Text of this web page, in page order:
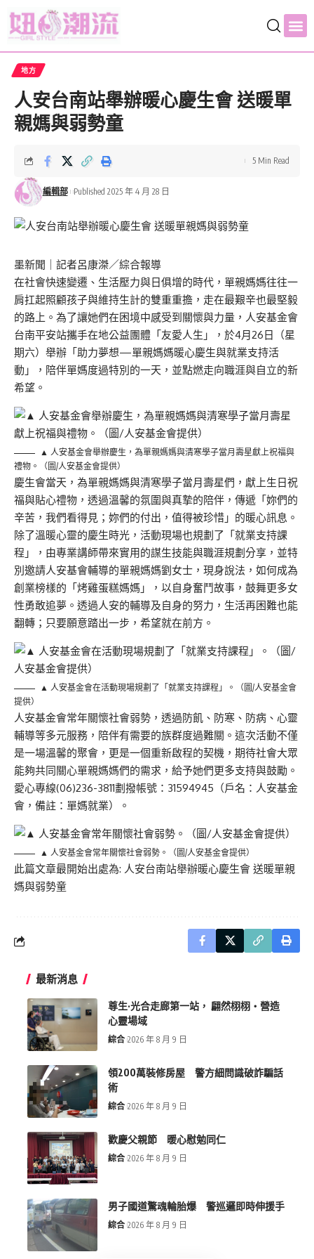
地方
人安台南站舉辦暖心慶生會 送暖單
親媽與弱勢童
編輯部 Published 2025 年 4 月 28 日
5 Min Read
墨新聞
｜記者呂康滐／綜合報導
在社會快速變遷、生活壓力與日俱增的時代，單親媽媽往往一
肩扛起照顧孩子與維持生計的雙重重擔，走在最艱辛也最堅毅
的路上。為了讓她們在困境中感受到關懷與力量，人安基金會
台南平安站攜手在地公益團體「友愛人生」，於4月26日（星
期六）舉辦「助力夢想—單親媽媽暖心慶生與就業支持活
動」，陪伴單媽度過特別的一天，並點燃走向職涯與自立的新
希望。
▲ 人安基金會舉辦慶生，為單親媽媽與清寒學子當月壽星獻上祝福與
禮物。（圖/人安基金會提供）
慶生會當天，為單親媽媽與清寒學子當月壽星們，獻上生日祝
福與貼心禮物，透過溫馨的氛圍與真摯的陪伴，傳遞「妳們的
辛苦，我們看得見；妳們的付出，值得被珍惜」的暖心訊息。
除了溫暖心靈的慶生時光，活動現場也規劃了「就業支持課
程」，由專業講師帶來實用的謀生技能與職涯規劃分享，並特
別邀請人安基會輔導的單親媽媽劉女士，現身說法，如何成為
創業榜樣的「烤雞蛋糕媽媽」，以自身奮鬥故事，鼓舞更多女
性勇敢追夢。透過人安的輔導及自身的努力，生活再困難也能
翻轉；只要願意踏出一步，希望就在前方。
▲ 人安基金會在活動現場規劃了「就業支持課程」。（圖/人安基金會
提供）
人安基金會常年關懷社會弱勢，透過防飢、防寒、防病、心靈
輔導等多元服務，陪伴有需要的族群度過難關。這次活動不僅
是一場溫馨的聚會，更是一個重新啟程的契機，期待社會大眾
能夠共同關心單親媽媽們的需求，給予她們更多支持與鼓勵。
愛心專線(06)236-3811劃撥帳號：31594945（戶名：人安基金
會，備註：單媽就業）。
▲ 人安基金會常年關懷社會弱勢。（圖/人安基金會提供）
此篇文章最開始出處為: 人安台南站舉辦暖心慶生會 送暖單親
媽與弱勢童
最新消息
尊生·光合走廊第一站， 翩然栩栩・營造
心靈場域
綜合 2026 年 8 月 9 日
領200萬裝修房屋 警方細問識破詐騙話
術
綜合 2026 年 8 月 9 日
歡慶父親節 暖心慰勉同仁
綜合 2026 年 8 月 9 日
男子國道驚魂輪胎爆 警巡邏即時伸援手
綜合 2026 年 8 月 9 日